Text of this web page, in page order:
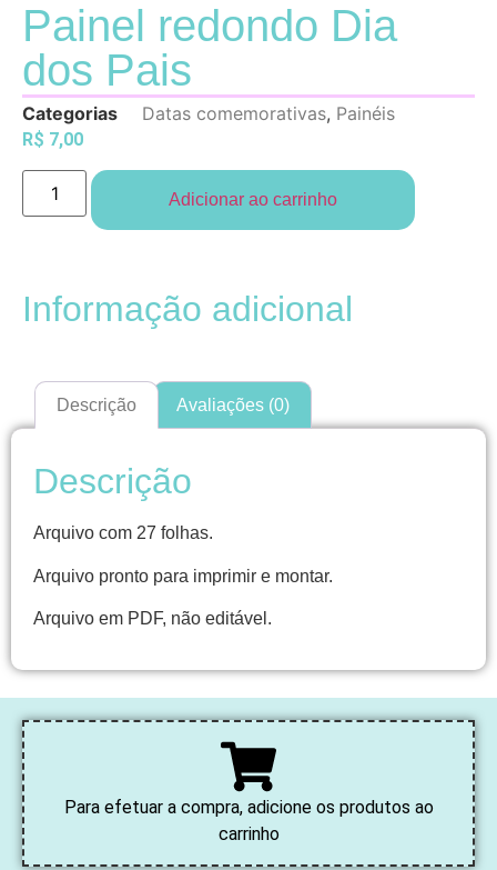
Painel redondo Dia
dos Pais
Categorias Datas comemorativas, Painéis
R$ 7,00
Adicionar ao carrinho
Informação adicional
Descrição Avaliações (0)
Descrição
Arquivo com 27 folhas.
Arquivo pronto para imprimir e montar.
Arquivo em PDF, não editável.
Para efetuar a compra, adicione os produtos ao
carrinho